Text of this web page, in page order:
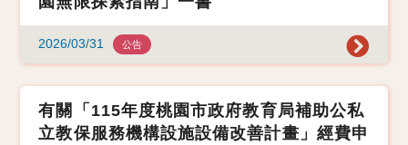
2026/03/31 公告
有關「115年度桃園市政府教育局補助公私
立教保服務機構設施設備改善計畫」經費申